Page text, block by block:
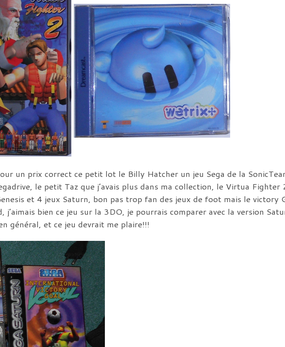
un prix correct ce petit lot le Billy Hatcher un jeu Sega de la
le petit Taz que j’avais plus dans ma collection, le Virtua Fighter
et 4 jeux Saturn, bon pas trop fan des jeux de foot mais le victory
bien ce jeu sur la 3DO, je pourrais comparer avec la version
général, et ce jeu devrait me plaire!!!